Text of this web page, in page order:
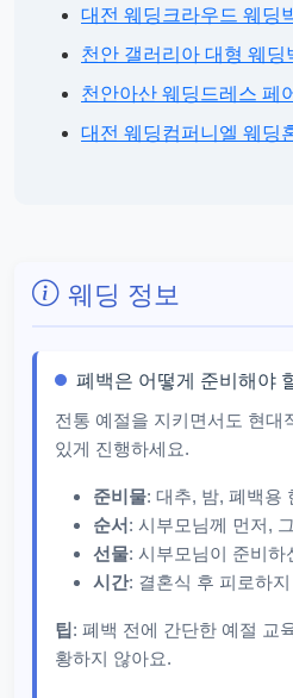
대전 웨딩크라우드 웨딩
천안 갤러리아 대형 웨딩
천안아산 웨딩드레스 페
대전 웨딩컴퍼니엘 웨딩
웨딩 정보
폐백은 어떻게 준비해야
전통 예절을 지키면서도 현대
있게 진행하세요.
준비물: 대추, 밤, 폐백용
순서 : 시부모님께 먼저,
선물: 시부모님이 준비하
시간: 결혼식 후 피로하
팁 : 폐백 전에 간단한 예절 교
황하지 않아요.